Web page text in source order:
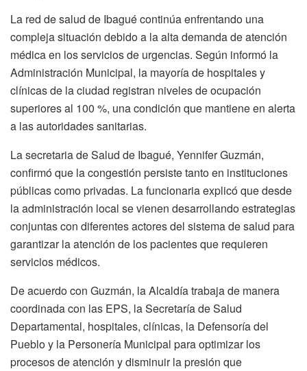
La red de salud de Ibagué continúa enfrentando una
compleja situación debido a la alta demanda de atención
médica en los servicios de urgencias. Según informó la
Administración Municipal, la mayoría de hospitales y
clínicas de la ciudad registran niveles de ocupación
superiores al 100 %, una condición que mantiene en alerta
a las autoridades sanitarias.
La secretaria de Salud de Ibagué, Yennifer Guzmán,
confirmó que la congestión persiste tanto en instituciones
públicas como privadas. La funcionaria explicó que desde
la administración local se vienen desarrollando estrategias
conjuntas con diferentes actores del sistema de salud para
garantizar la atención de los pacientes que requieren
servicios médicos.
De acuerdo con Guzmán, la Alcaldía trabaja de manera
coordinada con las EPS, la Secretaría de Salud
Departamental, hospitales, clínicas, la Defensoría del
Pueblo y la Personería Municipal para optimizar los
procesos de atención y disminuir la presión que